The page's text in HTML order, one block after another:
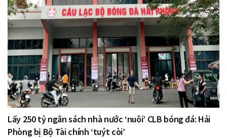
Lấy 250 tỷ ngân sách nhà nước ‘nuôi’ CLB bóng đá: Hải
Phòng bị Bộ Tài chính ‘tuýt còi’